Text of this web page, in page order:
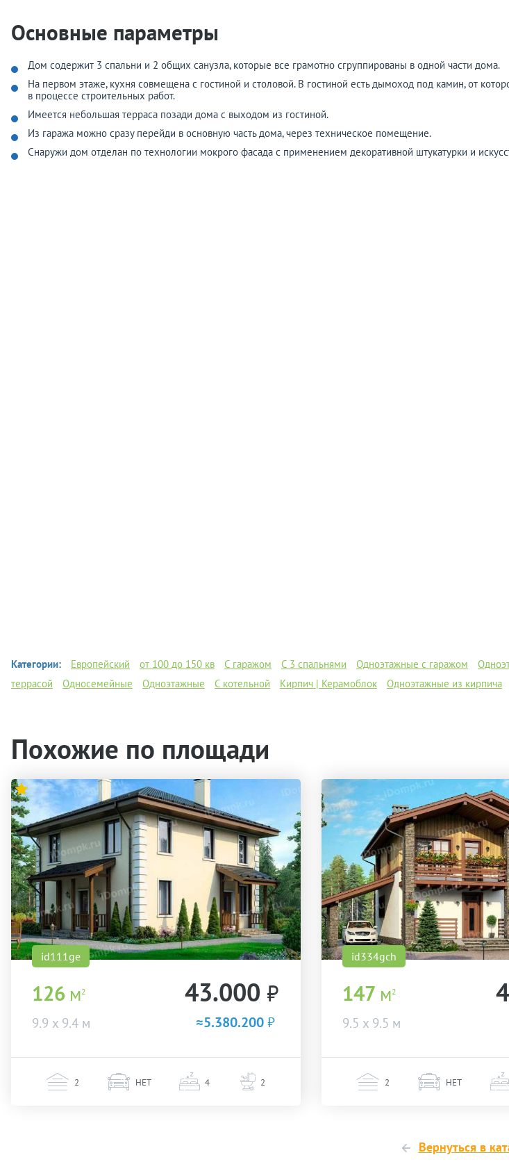
Основные параметры
Дом содержит 3 спальни и 2 общих санузла, которые все грамотно сгруппированы в одной части дома.
На первом этаже, кухня совмещена с гостиной и столовой. В гостиной есть дымоход под камин, от
в процессе строительных работ.
Имеется небольшая терраса позади дома с выходом из гостиной.
Из гаража можно сразу перейди в основную часть дома, через техническое помещение.
Снаружи дом отделан по технологии мокрого фасада с применением декоративной штукатурки и
Категории: Европейский от 100 до 150 кв С гаражом C 3 спальнями Одноэтажные с гаражом
террасой
Односемейные Одноэтажные С котельной Кирпич | Керамоблок Одноэтажные из кирпича
Похожие по площади
id111ge
126 м2
9.9 х 9.4 м
43.000 ₽
≈5.380.200₽
2 НЕТ 4 2
id334gch
147 м2
9.5 х 9.5 м
2 НЕТ
Вернуться в